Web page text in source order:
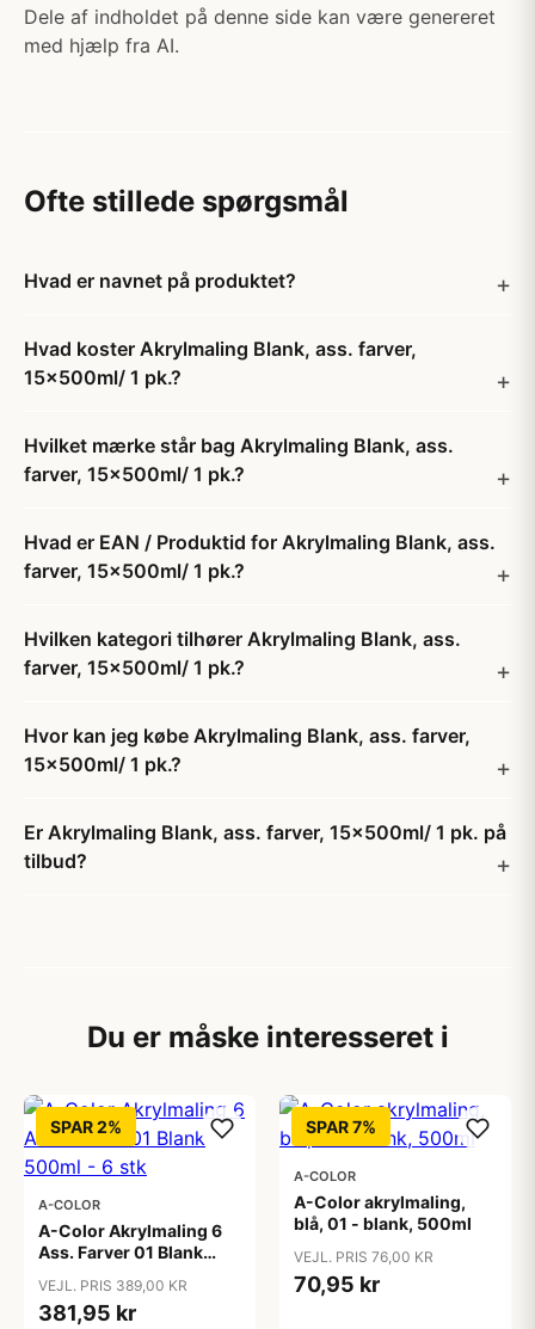
Dele af indholdet på denne side kan være genereret
med hjælp fra AI.
Ofte stillede spørgsmål
Hvad er navnet på produktet?
Hvad koster Akrylmaling Blank, ass. farver,
15x500ml/ 1 pk.?
Hvilket mærke står bag Akrylmaling Blank, ass.
farver, 15x500ml/ 1 pk.?
Hvad er EAN / Produktid for Akrylmaling Blank, ass.
farver, 15x500ml/ 1 pk.?
Hvilken kategori tilhører Akrylmaling Blank, ass.
farver, 15x500ml/ 1 pk.?
Hvor kan jeg købe Akrylmaling Blank, ass. farver,
15x500ml/ 1 pk.?
Er Akrylmaling Blank, ass. farver, 15x500ml/ 1 pk. på
tilbud?
Du er måske interesseret i
SPAR 2%
A-COLOR
A-Color Akrylmaling 6
Ass. Farver 01 Blank
VEJL. PRIS 389,00 KR
381,95 kr
SPAR 7%
A-COLOR
A-Color akrylmaling,
blå, 01 - blank, 500ml
VEJL. PRIS 76,00 KR
70,95 kr